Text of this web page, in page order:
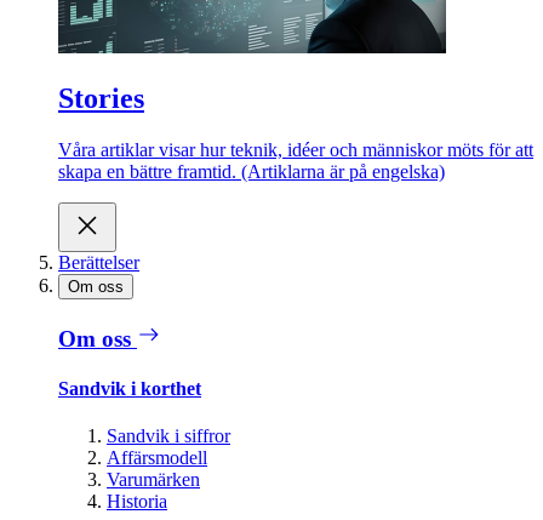
Stories
Våra artiklar visar hur teknik, idéer och människor möts för att
skapa en bättre framtid. (Artiklarna är på engelska)
Berättelser
Om oss
Om oss
Sandvik i korthet
Sandvik i siffror
Affärsmodell
Varumärken
Historia